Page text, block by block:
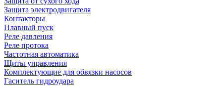
Защита электродвигателя
Контакторы
Плавный пуск
Реле давления
Реле протока
Частотная автоматика
Щиты управления
Комплектующие для обвязки насосов
Гаситель гидроудара